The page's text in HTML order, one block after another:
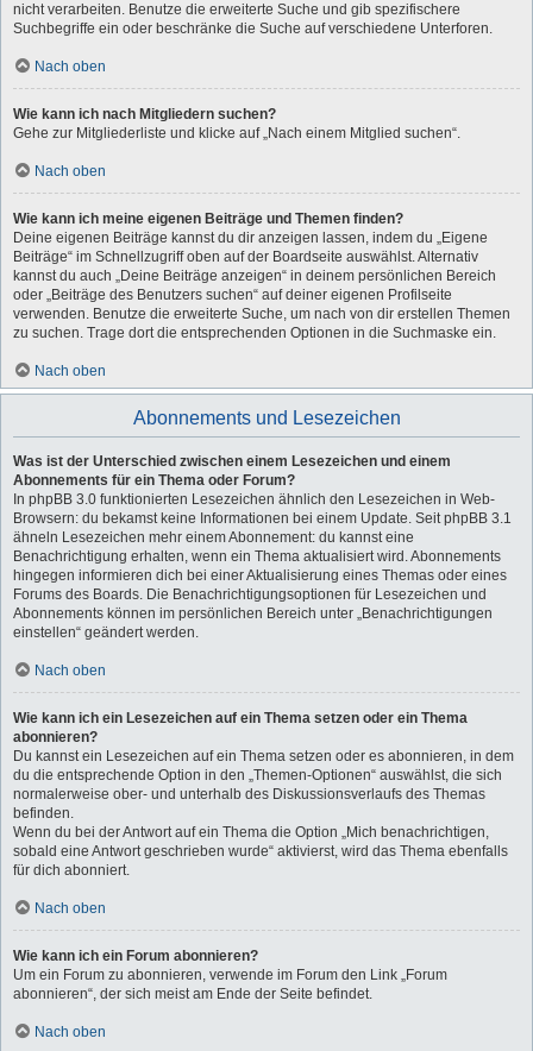
nicht verarbeiten. Benutze die erweiterte Suche und gib spezifischere
Suchbegriffe ein oder beschränke die Suche auf verschiedene Unterforen.
Nach oben
Wie kann ich nach Mitgliedern suchen?
Gehe zur Mitgliederliste und klicke auf „Nach einem Mitglied suchen“.
Nach oben
Wie kann ich meine eigenen Beiträge und Themen finden?
Deine eigenen Beiträge kannst du dir anzeigen lassen, indem du „Eigene
Beiträge“ im Schnellzugriff oben auf der Boardseite auswählst. Alternativ
kannst du auch „Deine Beiträge anzeigen“ in deinem persönlichen Bereich
oder „Beiträge des Benutzers suchen“ auf deiner eigenen Profilseite
verwenden. Benutze die erweiterte Suche, um nach von dir erstellen Themen
zu suchen. Trage dort die entsprechenden Optionen in die Suchmaske ein.
Nach oben
Abonnements und Lesezeichen
Was ist der Unterschied zwischen einem Lesezeichen und einem
Abonnements für ein Thema oder Forum?
In phpBB 3.0 funktionierten Lesezeichen ähnlich den Lesezeichen in Web-
Browsern: du bekamst keine Informationen bei einem Update. Seit phpBB 3.1
ähneln Lesezeichen mehr einem Abonnement: du kannst eine
Benachrichtigung erhalten, wenn ein Thema aktualisiert wird. Abonnements
hingegen informieren dich bei einer Aktualisierung eines Themas oder eines
Forums des Boards. Die Benachrichtigungsoptionen für Lesezeichen und
Abonnements können im persönlichen Bereich unter „Benachrichtigungen
einstellen“ geändert werden.
Nach oben
Wie kann ich ein Lesezeichen auf ein Thema setzen oder ein Thema
abonnieren?
Du kannst ein Lesezeichen auf ein Thema setzen oder es abonnieren, in dem
du die entsprechende Option in den „Themen-Optionen“ auswählst, die sich
normalerweise ober- und unterhalb des Diskussionsverlaufs des Themas
befinden.
Wenn du bei der Antwort auf ein Thema die Option „Mich benachrichtigen,
sobald eine Antwort geschrieben wurde“ aktivierst, wird das Thema ebenfalls
für dich abonniert.
Nach oben
Wie kann ich ein Forum abonnieren?
Um ein Forum zu abonnieren, verwende im Forum den Link „Forum
abonnieren“, der sich meist am Ende der Seite befindet.
Nach oben